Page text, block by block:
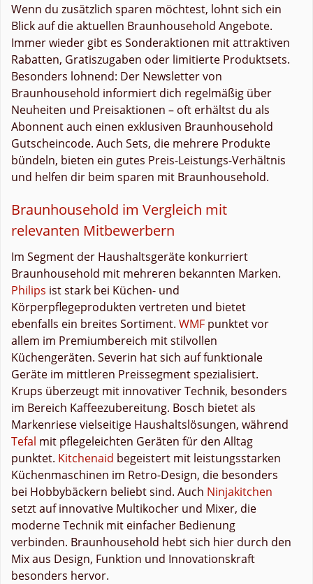
Wenn du zusätzlich sparen möchtest, lohnt sich ein
Blick auf die aktuellen Braunhousehold Angebote.
Immer wieder gibt es Sonderaktionen mit attraktiven
Rabatten, Gratiszugaben oder limitierte Produktsets.
Besonders lohnend: Der Newsletter von
Braunhousehold informiert dich regelmäßig über
Neuheiten und Preisaktionen – oft erhältst du als
Abonnent auch einen exklusiven Braunhousehold
Gutscheincode. Auch Sets, die mehrere Produkte
bündeln, bieten ein gutes Preis-Leistungs-Verhältnis
und helfen dir beim sparen mit Braunhousehold.
Braunhousehold im Vergleich mit
relevanten Mitbewerbern
Im Segment der Haushaltsgeräte konkurriert
Braunhousehold mit mehreren bekannten Marken.
Philips ist stark bei Küchen- und
Körperpflegeprodukten vertreten und bietet
ebenfalls ein breites Sortiment. WMF punktet vor
allem im Premiumbereich mit stilvollen
Küchengeräten. Severin hat sich auf funktionale
Geräte im mittleren Preissegment spezialisiert.
Krups überzeugt mit innovativer Technik, besonders
im Bereich Kaffeezubereitung. Bosch bietet als
Markenriese vielseitige Haushaltslösungen, während
Tefal mit pflegeleichten Geräten für den Alltag
punktet. Kitchenaid begeistert mit leistungsstarken
Küchenmaschinen im Retro-Design, die besonders
bei Hobbybäckern beliebt sind. Auch Ninjakitchen
setzt auf innovative Multikocher und Mixer, die
moderne Technik mit einfacher Bedienung
verbinden. Braunhousehold hebt sich hier durch den
Mix aus Design, Funktion und Innovationskraft
besonders hervor.